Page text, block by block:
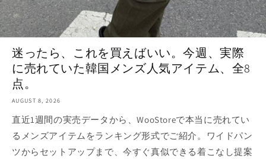
迷ったら、これを買えばいい。今週、実際
に売れていた韓国メンズ人気アイテム、全8
点。
AUGUST 8, 2026
直近1週間の実売データから、WooStoreで本当に売れてい
るメンズアイテムをランキング形式でご紹介。ワイドパン
ツからセットアップまで、今すぐ真似できる着こなし提案